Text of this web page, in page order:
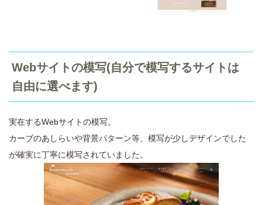
Webサイトの模写(自分で模写するサイトは
自由に選べます)
実在するWebサイトの模写。
カーブのあしらいや背景パターン等、模写が少しデザインでした
が確実に丁寧に模写されていました。